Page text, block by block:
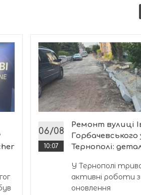
06/08
10:07
Ремонт вулиці
Горбачевського
Тернополі:
У Тернополі
активні роботи з
оновлення